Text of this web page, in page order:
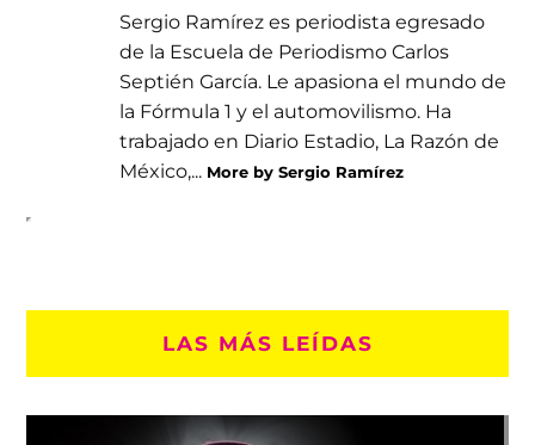
Sergio Ramírez es periodista egresado
de la Escuela de Periodismo Carlos
Septién García. Le apasiona el mundo de
la Fórmula 1 y el automovilismo. Ha
trabajado en Diario Estadio, La Razón de
México,... More by Sergio Ramírez
LAS MÁS LEÍDAS